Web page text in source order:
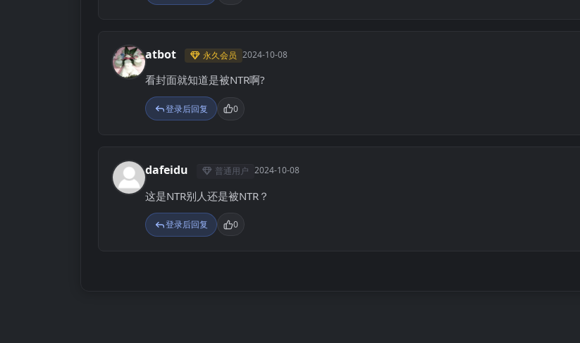
A atbot 永久会员 2024-10-08
看封面就知道是被NTR啊?
登录后回复 0
D dafeidu 普通用户 2024-10-08
这是NTR别人还是被NTR？
登录后回复 0